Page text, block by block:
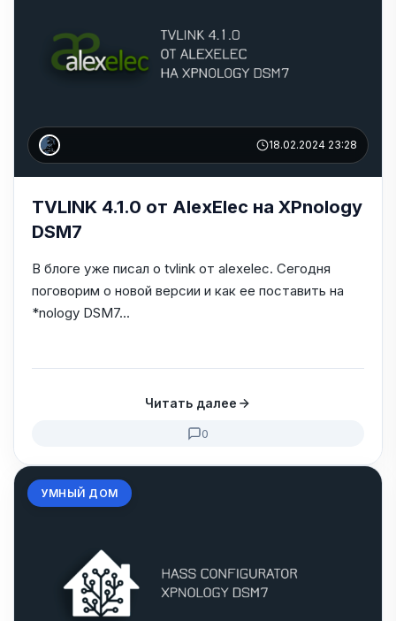
18.02.2024 23:28
TVLINK 4.1.0 от AlexElec на XPnology
DSM7
В блоге уже писал о tvlink от alexelec. Сегодня
поговорим о новой версии и как ее поставить на
*nology DSM7...
Читать далее
0
УМНЫЙ ДОМ